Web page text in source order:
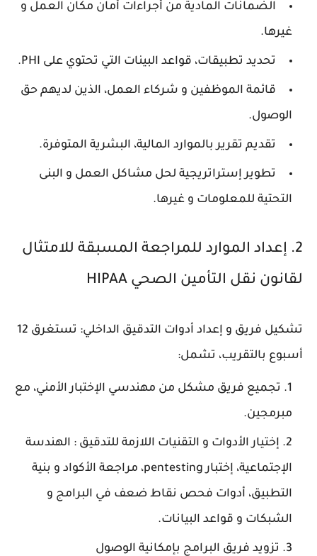
الضمانات المادية من أجراءات أمان مكان العمل و
غيرها.
تحديد تطبيقات، قواعد البينات التي تحتوي على PHI.
قائمة الموظفين و شركاء العمل، الذين لديهم حق
الوصول.
تقديم تقرير بالموارد المالية، البشرية المتوفرة.
تطوير إستراتريجية لحل مشاكل العمل و البنى
التحتية للمعلومات و غيرها.
2. إعداد الموارد للمراجعة المسبقة للامتثال
لقانون نقل التأمين الصحي HIPAA
تشكيل فريق و إعداد أدوات التدقيق الداخلي: تستغرق 12
أسبوع بالتقريب، تشمل:
تجميع فريق مشكل من مهندسي الإختبار الأمني، مع
مبرمجين.
إختيار الأدوات و التقنيات اللازمة للتدقيق : الهندسة
الإجتماعية، إختبار pentesting، مراجعة الأكواد و بنية
التطبيق، أدوات فحص نقاط ضعف في البرامج و
الشبكات و قواعد البيانات.
تزويد فريق البرامج بإمكانية الوصول